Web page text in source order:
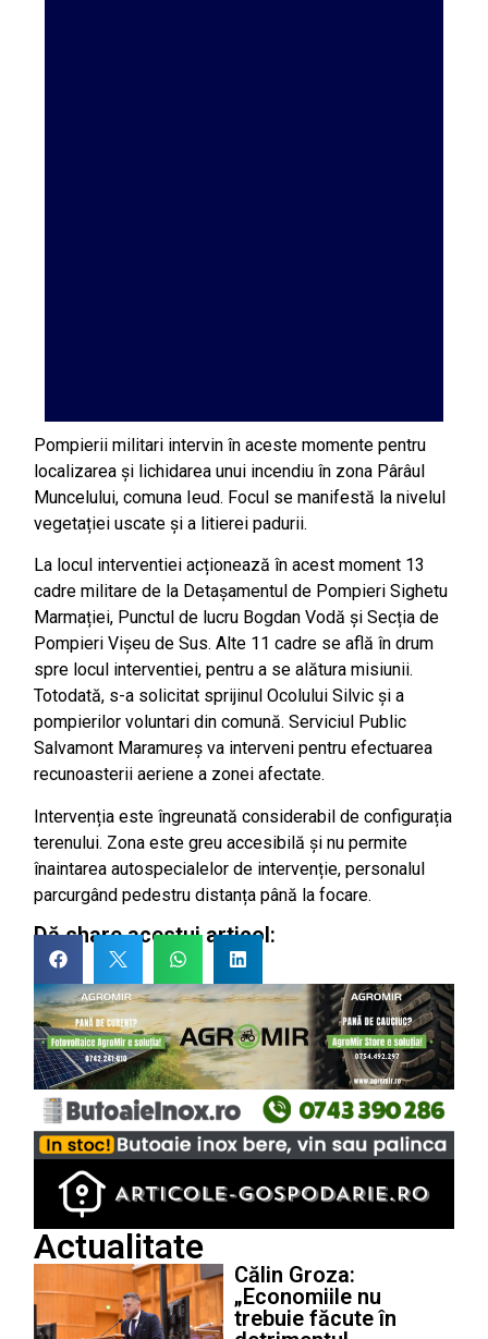
Pompierii militari intervin în aceste momente pentru
localizarea și lichidarea unui incendiu în zona Pârâul
Muncelului, comuna Ieud. Focul se manifestă la nivelul
vegetației uscate și a litierei padurii.
La locul interventiei acționează în acest moment 13
cadre militare de la Detașamentul de Pompieri Sighetu
Marmației, Punctul de lucru Bogdan Vodă și Secția de
Pompieri Vișeu de Sus. Alte 11 cadre se află în drum
spre locul interventiei, pentru a se alătura misiunii.
Totodată, s-a solicitat sprijinul Ocolului Silvic și a
pompierilor voluntari din comună. Serviciul Public
Salvamont Maramureș va interveni pentru efectuarea
recunoasterii aeriene a zonei afectate.
Intervenția este îngreunată considerabil de configurația
terenului. Zona este greu accesibilă și nu permite
înaintarea autospecialelor de intervenție, personalul
parcurgând pedestru distanța până la focare.
Dă share acestui articol:
Actualitate
Călin Groza:
„Economiile nu
trebuie făcute în